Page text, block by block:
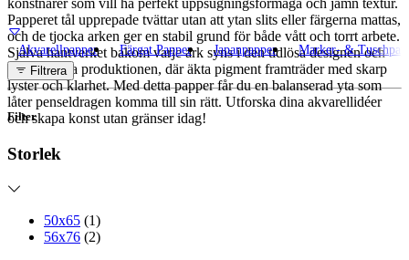
konstnärer som vill ha perfekt uppsugningsförmåga och jämn textur.
Papperet tål upprepade tvättar utan att ytan slits eller färgerna mattas,
och de tjocka arken ger en stabil grund för både vått och torrt arbete.
Själva hantverket bakom varje ark syns i den tidlösa designen och
den hållbara produktionen, där äkta pigment framträder med skarp
lyster och klarhet. Med detta papper får du en balanserad yta som
låter penseldragen komma till sin rätt. Utforska dina akvarellidéer
och skapa konst utan gränser idag!
Akvarellpapper Färgat Papper Japanpapper
Marker- &
Filtrera
Filter
Storlek
50x65 (1)
56x76 (2)